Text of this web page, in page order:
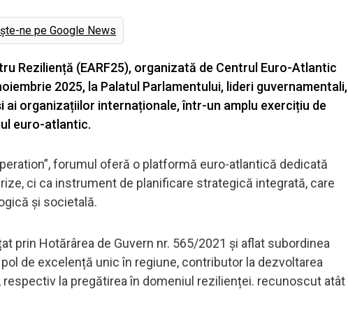
ne pe Google News
Reziliență (EARF25), organizată de Centrul Euro-Atlantic
2025, la Palatul Parlamentului, lideri guvernamentali,
organizațiilor internaționale, într-un amplu exercițiu de
euro-atlantic.
forumul oferă o platformă euro-atlantică dedicată
ci ca instrument de planificare strategică integrată, care
și societală.
prin Hotărârea de Guvern nr. 565/2021 și aflat subordinea
de excelență unic în regiune, contributor la dezvoltarea
la pregătirea în domeniul rezilienței. recunoscut atât